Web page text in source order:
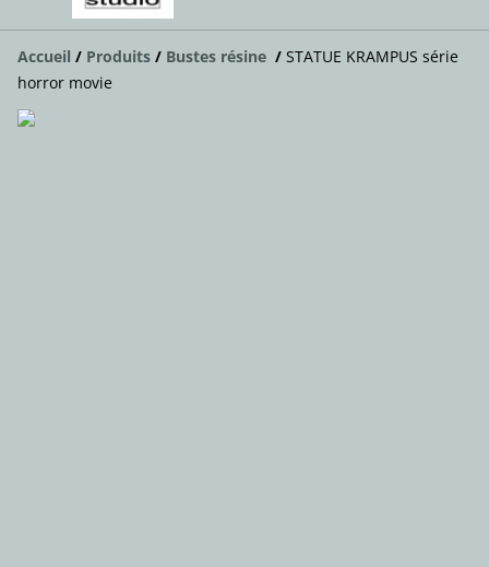
Accueil / Produits / Bustes résine / STATUE KRAMPUS série
horror movie